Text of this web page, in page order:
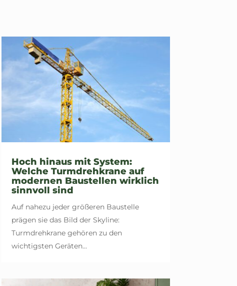
Hoch hinaus mit System:
Welche Turmdrehkrane auf
modernen Baustellen wirklich
sinnvoll sind
Auf nahezu jeder größeren Baustelle
prägen sie das Bild der Skyline:
Turmdrehkrane gehören zu den
wichtigsten Geräten...